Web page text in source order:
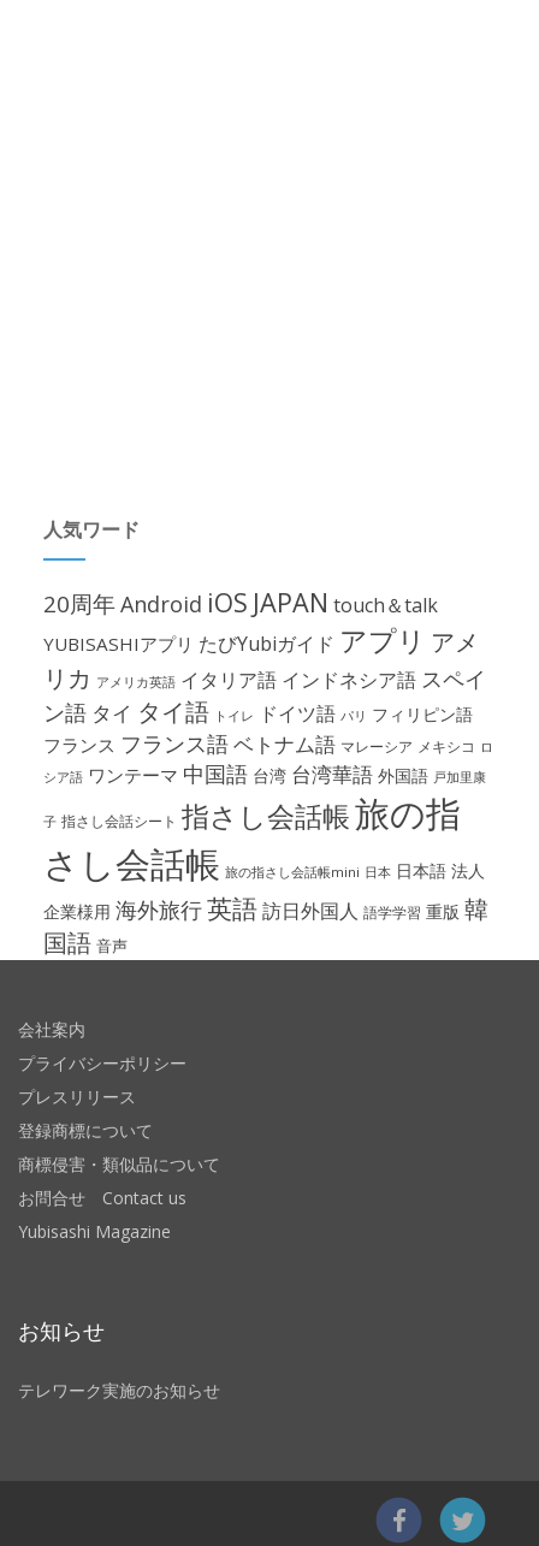
人気ワード
20周年Android iOS JAPAN touch＆talk
YUBISASHIアプリ たびYubiガイド アプリ アメ
リカ アメリカ英語 イタリア語 インドネシア語 スペイ
ン語 タイ タイ語 トイレ ドイツ語 パリ フィリピン語
フランス フランス語ベトナム語 マレーシア メキシコ ロ
シア語 ワンテーマ 中国語 台湾 台湾華語 外国語 戸加里康
子 指さし会話シート 指さし会話帳旅の指
さし会話帳 旅の指さし会話帳mini 日本 日本語 法人
企業様用 海外旅行英語訪日外国人 語学学習 重版 韓
国語 音声
会社案内
プライバシーポリシー
プレスリリース
登録商標について
商標侵害・類似品について
お問合せ Contact us
Yubisashi Magazine
お知らせ
テレワーク実施のお知らせ